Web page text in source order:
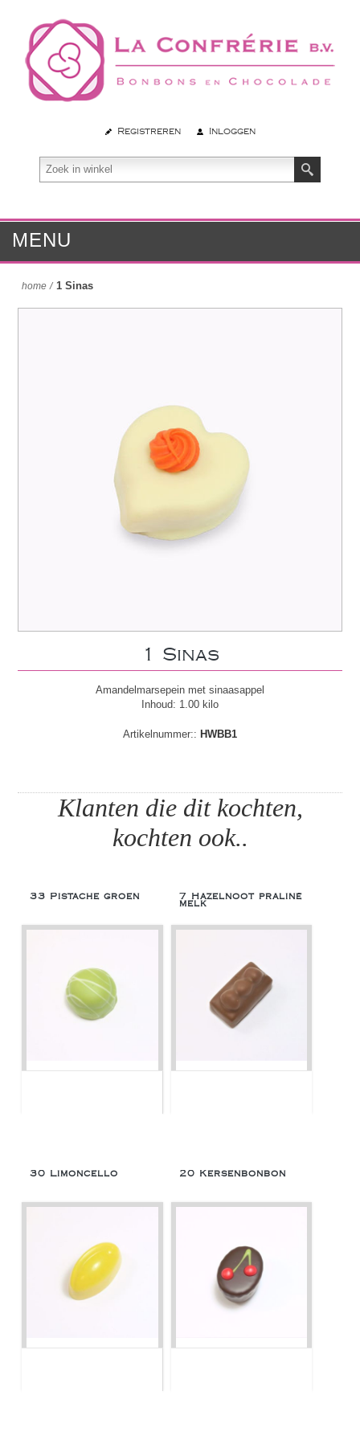
Registreren Inloggen
MENU
home / 1 Sinas
1 Sinas
Amandelmarsepein met sinaasappel
Inhoud: 1.00 kilo
Artikelnummer:: HWBB1
Klanten die dit kochten,
kochten ook..
33 Pistache groen
7 Hazelnoot praliné
melk
30 Limoncello 20 Kersenbonbon